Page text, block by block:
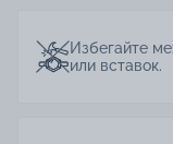
Избегайте
или вставок.